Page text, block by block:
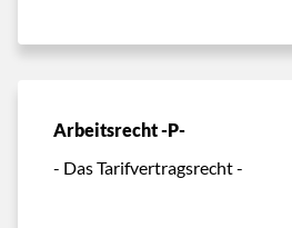
Arbeitsrecht -P-
- Das Tarifvertragsrecht -